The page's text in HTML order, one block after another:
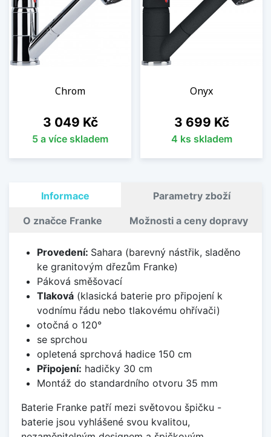
Chrom
Cena
3 049 Kč
5 a více skladem
Onyx
Cena
3 699 Kč
4 ks skladem
Informace Parametry zboží
O značce Franke Možnosti a ceny dopravy
Provedení: Sahara (barevný nástřik, sladěno
ke granitovým dřezům Franke)
Páková směšovací
Tlaková(klasická baterie pro připojení k
vodnímu řádu nebo tlakovému ohřívači)
otočná o 120°
se sprchou
opletená sprchová hadice 150 cm
Připojení: hadičky 30 cm
Montáž do standardního otvoru 35 mm
Baterie Franke patří mezi světovou špičku -
baterie jsou vyhlášené svou kvalitou,